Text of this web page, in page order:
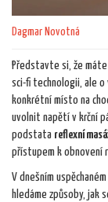
Dagmar Novotná
Představte si, že
sci-fi technologii, ale o
konkrétní místo na
uvolnit napětí v krční
podstata reflexní
přístupem k obnovení
V dnešním
hledáme způsoby,